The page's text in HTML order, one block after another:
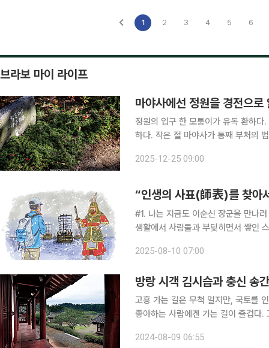
1 2 3 4 5 6
브라보 마이 라이프
마야사에선 정원을 경전으
정원의 입구 한 모퉁이가 유독 환하
하다. 작은 절 마야사가 통째 부처의
간의 눈앞에 두었다던가. 매사 감 잡
2025-12-25 09:00
“인생의 사표(師表)를 찾아
#1. 나는 지금도 이순신 장군을 만나
생활에서 사람들과 부딪히면서 쌓인
이순신 장군의 영당인 충무사가 바라
2025-08-10 07:00
방랑 시객 김시습과 충신 송
고흥 가는 길은 무척 멀지만, 국토를
좋아하는 사람에겐 가는 길이 즐겁다
만한 산수가 여기에 흔전만전하다. 자
2024-08-09 06:55